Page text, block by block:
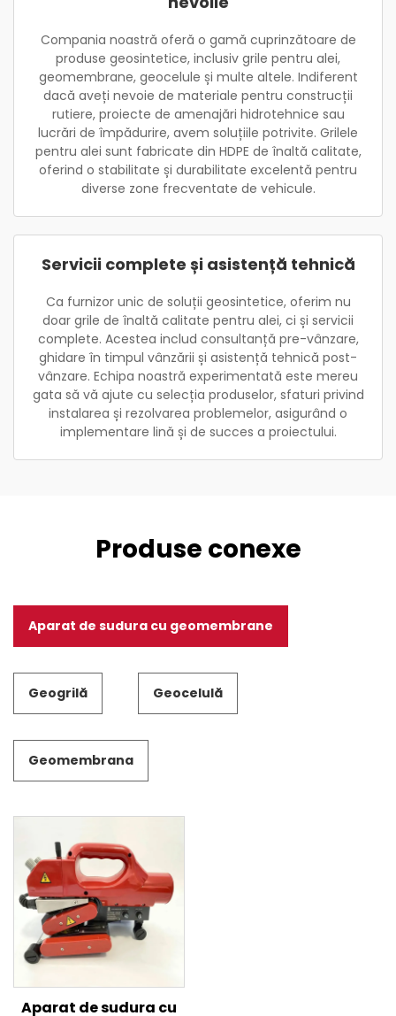
Compania noastră oferă o gamă cuprinzătoare de
produse geosintetice, inclusiv grile pentru alei,
geomembrane, geocelule și multe altele. Indiferent
dacă aveți nevoie de materiale pentru construcții
rutiere, proiecte de amenajări hidrotehnice sau
lucrări de împădurire, avem soluțiile potrivite. Grilele
pentru alei sunt fabricate din HDPE de înaltă calitate,
oferind o stabilitate și durabilitate excelentă pentru
diverse zone frecventate de vehicule.
Servicii complete și asistență tehnică
Ca furnizor unic de soluții geosintetice, oferim nu
doar grile de înaltă calitate pentru alei, ci și servicii
complete. Acestea includ consultanță pre-vânzare,
ghidare în timpul vânzării și asistență tehnică post-
vânzare. Echipa noastră experimentată este mereu
gata să vă ajute cu selecția produselor, sfaturi privind
instalarea și rezolvarea problemelor, asigurând o
implementare lină și de succes a proiectului.
Produse conexe
Aparat de sudura cu geomembrane
Geogrilă Geocelulă
Geomembrana
Aparat de sudura cu